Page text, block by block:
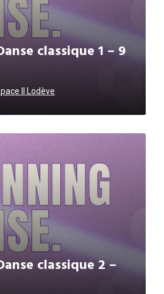
classique 1 – 9
II Lodève
classique 2 –